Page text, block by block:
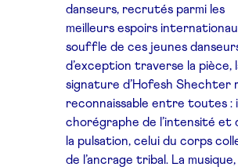
danseurs, recrutés parmi les
meilleurs espoirs
souffle de ces jeunes
d’exception traverse la pièce,
signature d’Hofesh Shechter
reconnaissable entre toutes :
chorégraphe de l’intensité et
la pulsation, celui du corps
de l’ancrage tribal. La musique,